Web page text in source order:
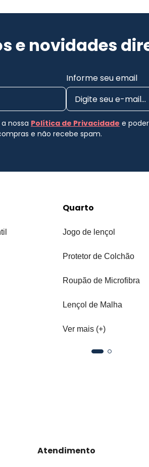
e novidades
Informe seu email
nossa Política de Privacidade e
e não recebe spam.
Quarto
Jogo de lençol
Protetor de Colchão
Roupão de Microfibra
Lençol de Malha
Ver mais (+)
Atendimento